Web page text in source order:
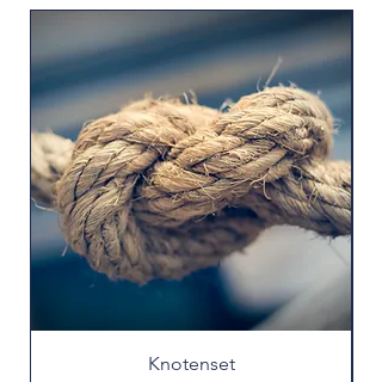
Knotenset